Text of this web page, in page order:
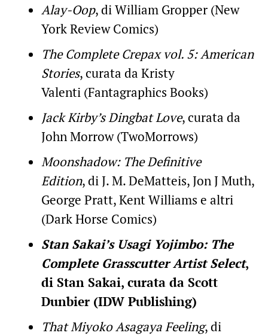
Alay-Oop, di William Gropper (New
York Review Comics)
The Complete Crepax vol. 5:American
Stories, curata da Kristy
Valenti (Fantagraphics Books)
Jack Kirby’s Dingbat Love, curata da
John Morrow (TwoMorrows)
Moonshadow: The Definitive
Edition, di J. M. DeMatteis, Jon J Muth,
George Pratt, Kent Williams e altri
(Dark Horse Comics)
Stan Sakai’s Usagi Yojimbo: The
Complete Grasscutter Artist Select,
di Stan Sakai, curata da Scott
Dunbier (IDW Publishing)
That Miyoko Asagaya Feeling, di